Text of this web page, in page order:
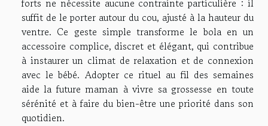
forts ne nécessite aucune contrainte particulière : il
suffit de le porter autour du cou, ajusté à la hauteur du
ventre. Ce geste simple transforme le bola en un
accessoire complice, discret et élégant, qui contribue
à instaurer un climat de relaxation et de connexion
avec le bébé. Adopter ce rituel au fil des semaines
aide la future maman à vivre sa grossesse en toute
sérénité et à faire du bien-être une priorité dans son
quotidien.